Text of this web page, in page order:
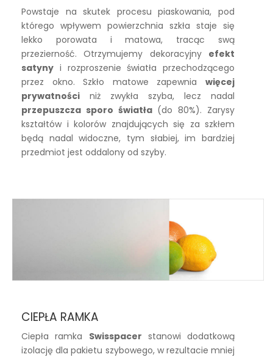
Powstaje na skutek procesu piaskowania, pod
którego wpływem powierzchnia szkła staje się
lekko porowata i matowa, tracąc swą
przezierność. Otrzymujemy dekoracyjny efekt
satyny i rozproszenie światła przechodzącego
przez okno. Szkło matowe zapewnia więcej
prywatności niż zwykła szyba, lecz nadal
przepuszcza sporo światła(do 80%). Zarysy
kształtów i kolorów znajdujących się za szkłem
będą nadal widoczne, tym słabiej, im bardziej
przedmiot jest oddalony od szyby.
CIEPŁA RAMKA
Ciepła ramka Swisspacer stanowi dodatkową
izolację dla pakietu szybowego, w rezultacie mniej